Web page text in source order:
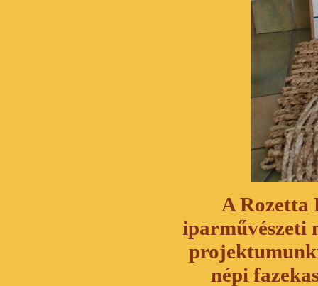
A Rozetta
iparművészeti
népi